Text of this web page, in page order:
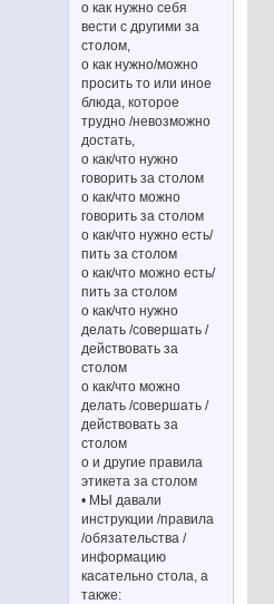
o как нужно себя
вести с другими за
столом,
o как нужно/можно
просить то или иное
блюда, которое
трудно /невозможно
достать,
o как/что нужно
говорить за столом
o как/что можно
говорить за столом
o как/что нужно есть/
пить за столом
o как/что можно есть/
пить за столом
o как/что нужно
делать /совершать /
действовать за
столом
o как/что можно
делать /совершать /
действовать за
столом
o и другие правила
этикета за столом
• МЫ давали
инструкции /правила
/обязательства /
информацию
касательно стола, а
также: